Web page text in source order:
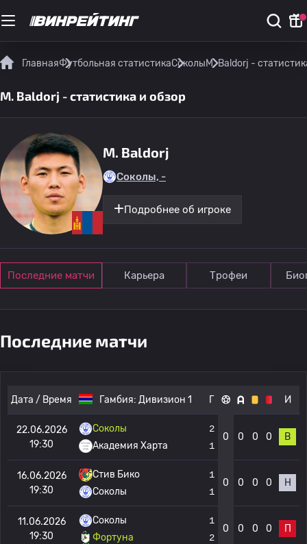
ГлавнаяФутбольная статистикаСоколыM. Baldorj -
M. Baldorj - статистика и обзор
M. Baldorj
Соколы, -
Подробнее об игроке
Последние матчи Карьера Трофеи
Последние матчи
Дата / Время Гамбия: Дивизион 1 Г И
22.06.2026
19:30
Соколы
Академия Харта
2
1
0 0 0 0 В
16.06.2026
19:30
Стив Бико
Соколы
1
1
0 0 0 0 Н
11.06.2026
19:30
Соколы
Фортуна
1
2
0 0 0 0 П